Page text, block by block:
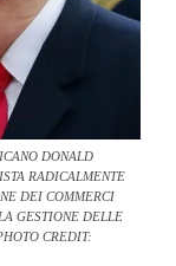
DONALD
RADICALMENTE
DEI COMMERCI
GESTIONE DELLE
CREDIT: